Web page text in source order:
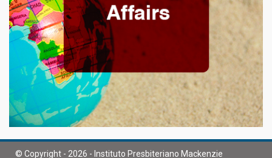
© Copyright - 2026 - Instituto Presbiteriano Mackenzie